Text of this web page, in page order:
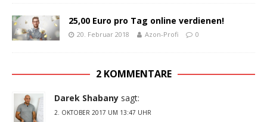
25,00 Euro pro Tag online verdienen!
20. Februar 2018 Azon-Profi 0
2 KOMMENTARE
Darek Shabany sagt:
2. OKTOBER 2017 UM 13:47 UHR